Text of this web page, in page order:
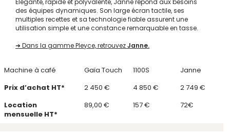
Élégante, rapide et polyvalente, Janne répond aux besoins
des équipes dynamiques. Son large écran tactile, ses
multiples recettes et sa technologie fiable assurent une
utilisation simple et une constance remarquable en tasse.
➜ Dans la gamme Pleyce, retrouvezJanne.
Machine à café Gaïa Touch 1100S
Janne
Prix d’achat HT*
2 450 € 4 850 €
2 749 €
Location
mensuelle HT*
89,00 € 157 € 72€